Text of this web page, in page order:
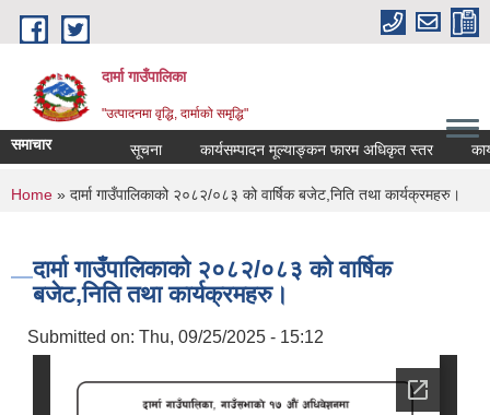
Skip to main content
दार्मा गाउँपालिका
"उत्पादनमा वृद्धि, दार्माको समृद्धि"
समाचार कार्यसम्पादन मूल्याङ्कन फारम अधिकृत स्तर
You are here
Home » दार्मा गाउँपालिकाको २०८२/०८३ को वार्षिक बजेट,निति तथा कार्यक्रमहरु।
दार्मा गाउँपालिकाको २०८२/०८३ को वार्षिक
बजेट,निति तथा कार्यक्रमहरु।
Submitted on: Thu, 09/25/2025 - 15:12